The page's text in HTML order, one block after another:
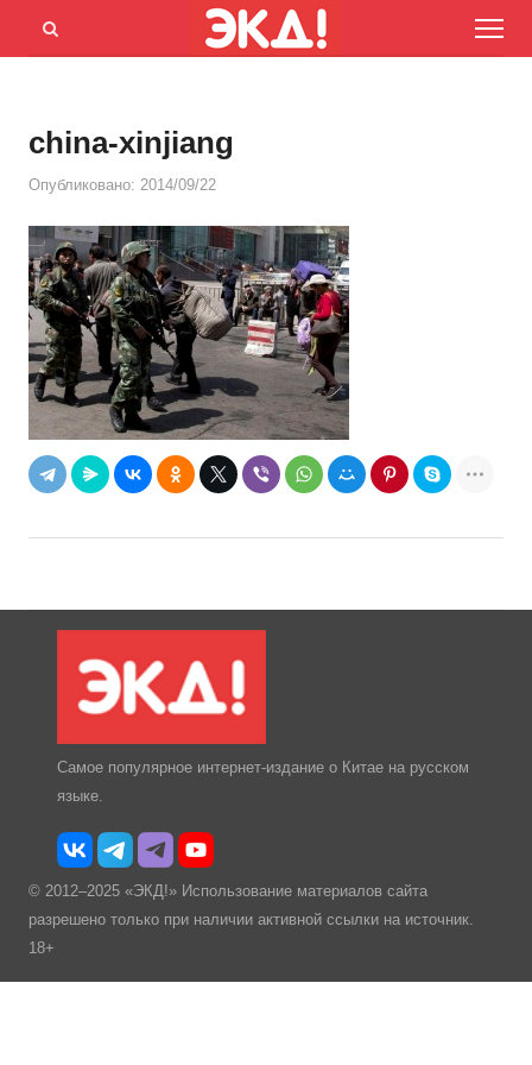
Menu
Открыть
china-xinjiang
Опубликовано: 2014/09/22
Самое популярное интернет-издание о Китае на русском
языке.
© 2012–2025 «ЭКД!» Использование материалов сайта
разрешено только при наличии активной ссылки на источник.
18+